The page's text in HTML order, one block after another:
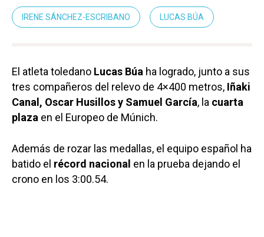
IRENE SÁNCHEZ-ESCRIBANO LUCAS BÚA
El atleta toledano Lucas Búa ha logrado, junto a sus
tres compañeros del relevo de 4×400 metros, Iñaki
Canal, Oscar Husillos y Samuel García, la cuarta
plaza en el Europeo de Múnich.
Además de rozar las medallas, el equipo español ha
batido el récord nacional en la prueba dejando el
crono en los 3:00.54.